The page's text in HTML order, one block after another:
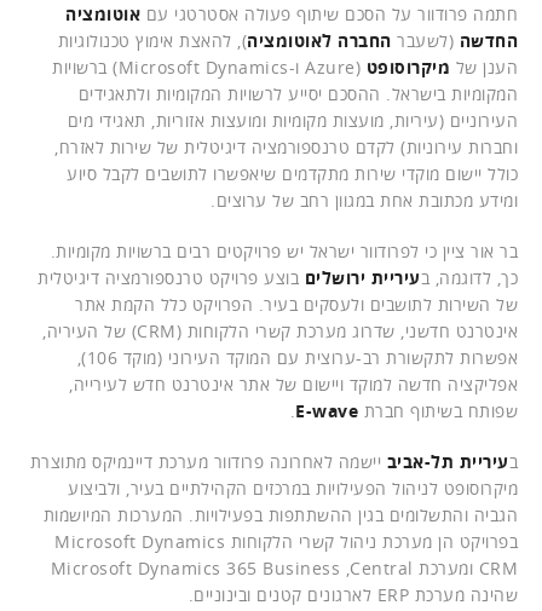
חתמה פרודוור על הסכם שיתוף פעולה אסטרטגי עם אוטומציה
החדשה (לשעבר החברה לאוטומציה), להאצת אימוץ טכנולוגיות
הענן של מיקרוסופט
(Azure ו-Microsoft Dynamics) ברשויות
המקומיות בישראל. ההסכם יסייע לרשויות המקומיות ולתאגידים
העירוניים (עיריות, מועצות מקומיות ומועצות אזוריות, תאגידי מים
וחברות עירוניות) לקדם טרנספורמציה דיגיטלית של שירות לאזרח,
כולל יישום מוקדי שירות מתקדמים שיאפשרו לתושבים לקבל סיוע
ומידע מכתובת אחת במגוון רחב של ערוצים.
בר אור ציין כי לפרודוור ישראל יש פרויקטים רבים ברשויות מקומיות.
כך, לדוגמה, בעיריית ירושלים בוצע פרויקט טרנספורמציה דיגיטלית
של השירות לתושבים ולעסקים בעיר. הפרויקט כלל הקמת אתר
אינטרנט חדשני, שדרוג מערכת קשרי הלקוחות (CRM) של העיריה,
אפשרות לתקשורת רב-ערוצית עם המוקד העירוני (מוקד 106),
אפליקציה חדשה למוקד ויישום של אתר אינטרנט חדש לעירייה,
שפותח בשיתוף חברת E-wave
בעיריית תל-אביב יישמה לאחרונה פרודוור מערכת דיינמיקס מתוצרת
מיקרוסופט לניהול הפעילויות במרכזים הקהילתיים בעיר, ולביצוע
הגביה והתשלומים בגין ההשתתפות בפעילויות. המערכות המיושמות
בפרויקט הן מערכת ניהול קשרי הלקוחות Microsoft Dynamics
CRM ומערכת Microsoft Dynamics 365 Business ,Central
שהינה מערכת ERP לארגונים קטנים ובינוניים.